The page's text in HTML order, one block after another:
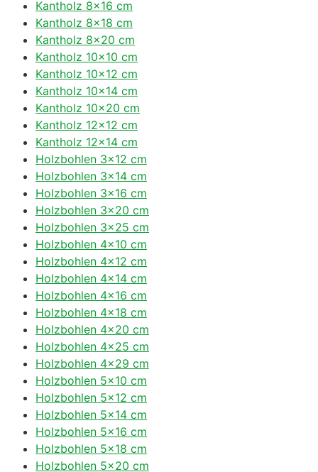
Kantholz 8×16 cm
Kantholz 8×18 cm
Kantholz 8×20 cm
Kantholz 10×10 cm
Kantholz 10×12 cm
Kantholz 10×14 cm
Kantholz 10×20 cm
Kantholz 12×12 cm
Kantholz 12×14 cm
Holzbohlen 3×12 cm
Holzbohlen 3×14 cm
Holzbohlen 3×16 cm
Holzbohlen 3×20 cm
Holzbohlen 3×25 cm
Holzbohlen 4×10 cm
Holzbohlen 4×12 cm
Holzbohlen 4×14 cm
Holzbohlen 4×16 cm
Holzbohlen 4×18 cm
Holzbohlen 4×20 cm
Holzbohlen 4×25 cm
Holzbohlen 4×29 cm
Holzbohlen 5×10 cm
Holzbohlen 5×12 cm
Holzbohlen 5×14 cm
Holzbohlen 5×16 cm
Holzbohlen 5×18 cm
Holzbohlen 5×20 cm